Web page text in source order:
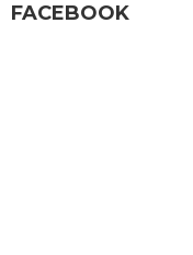
FACEBOOK